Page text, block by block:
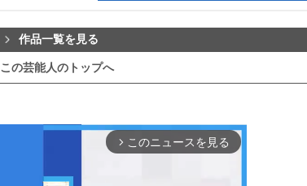
作品一覧を見る
この芸能人のトップへ
arrow_forward_ios このニュースを見る